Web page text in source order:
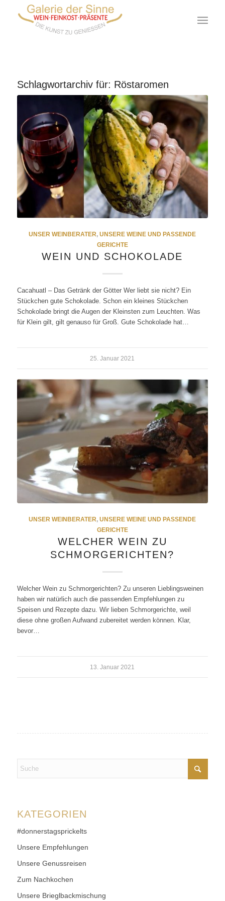
Schlagwortarchiv für: Röstaromen
UNSER WEINBERATER,UNSERE WEINE UND PASSENDE
GERICHTE
WEIN UND SCHOKOLADE
Cacahuatl – Das Getränk der Götter Wer liebt sie nicht? Ein
Stückchen gute Schokolade. Schon ein kleines Stückchen
Schokolade bringt die Augen der Kleinsten zum Leuchten. Was
für Klein gilt, gilt genauso für Groß. Gute Schokolade hat…
25. Januar 2021
UNSER WEINBERATER,UNSERE WEINE UND PASSENDE
GERICHTE
WELCHER WEIN ZU
SCHMORGERICHTEN?
Welcher Wein zu Schmorgerichten? Zu unseren Lieblingsweinen
haben wir natürlich auch die passenden Empfehlungen zu
Speisen und Rezepte dazu. Wir lieben Schmorgerichte, weil
diese ohne großen Aufwand zubereitet werden können. Klar,
bevor…
13. Januar 2021
KATEGORIEN
#donnerstagsprickelts
Unsere Empfehlungen
Unsere Genussreisen
Zum Nachkochen
Unsere Brieglbackmischung